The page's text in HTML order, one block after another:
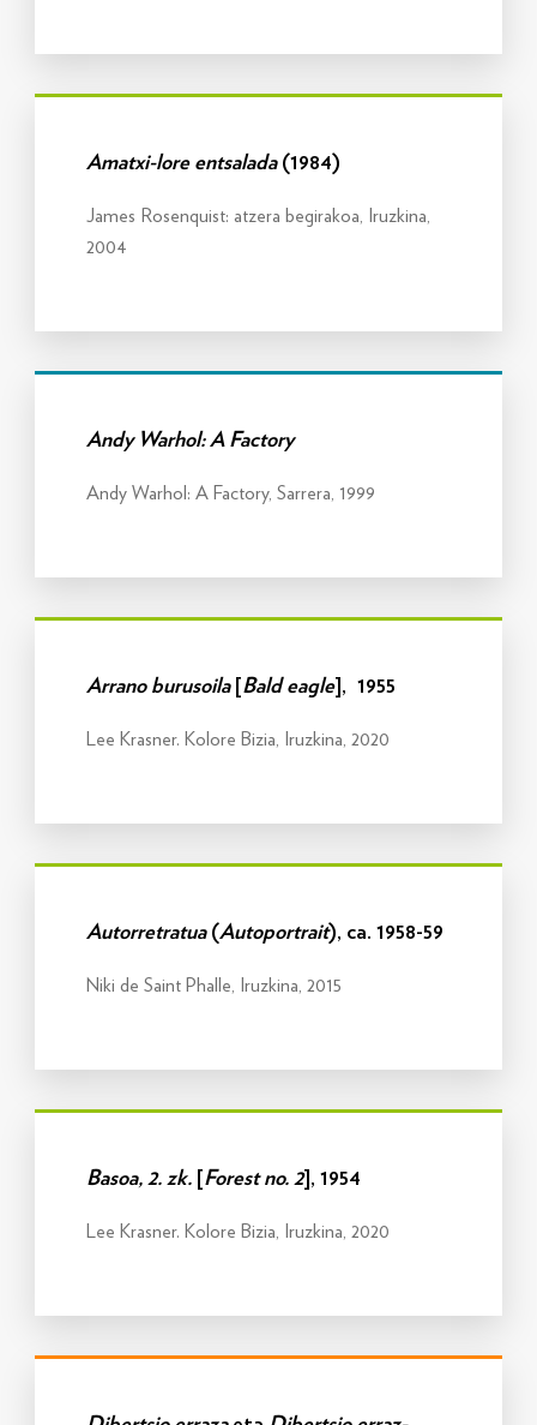
Amatxi-lore entsalada(1984)
James Rosenquist: atzera begirakoa, Iruzkina,
2004
Andy Warhol: A Factory
Andy Warhol: A Factory, Sarrera, 1999
Arrano burusoila [Bald eagle], 1955
Lee Krasner. Kolore Bizia, Iruzkina, 2020
Autorretratua(Autoportrait), ca. 1958-59
Niki de Saint Phalle, Iruzkina, 2015
Basoa, 2. zk.[Forest no. 2], 1954
Lee Krasner. Kolore Bizia, Iruzkina, 2020